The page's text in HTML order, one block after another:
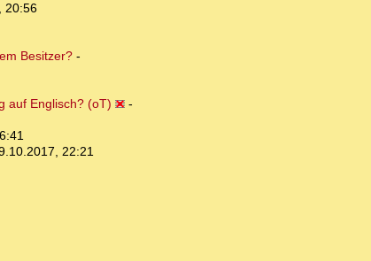
20:56
Besitzer?-
auf Englisch? (oT)
-
22:21